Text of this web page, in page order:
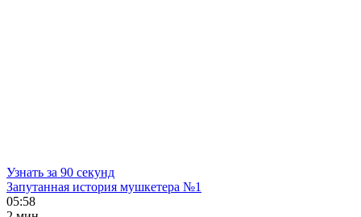
Узнать за 90 секунд
Запутанная история мушкетера №1
05:58